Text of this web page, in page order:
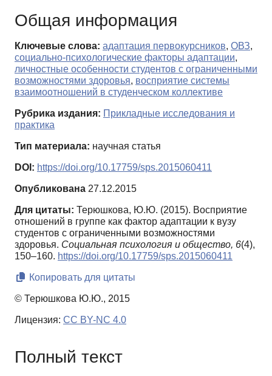
Общая информация
Ключевые слова: адаптация первокурсников, ОВЗ,
социально-психологические факторы адаптации,
личностные особенности студентов с ограниченными
возможностями здоровья, восприятие системы
взаимоотношений в студенческом коллективе
Рубрика издания: Прикладные исследования и
практика
Тип материала: научная статья
DOI: https://doi.org/10.17759/sps.2015060411
Опубликована 27.12.2015
Для цитаты: Терюшкова, Ю.Ю. (2015). Восприятие
отношений в группе как фактор адаптации к вузу
студентов с ограниченными возможностями
здоровья. Социальная психология и общество, 6(4),
150–160. https://doi.org/10.17759/sps.2015060411
Копировать для цитаты
© Терюшкова Ю.Ю., 2015
Лицензия: CC BY-NC 4.0
Полный текст